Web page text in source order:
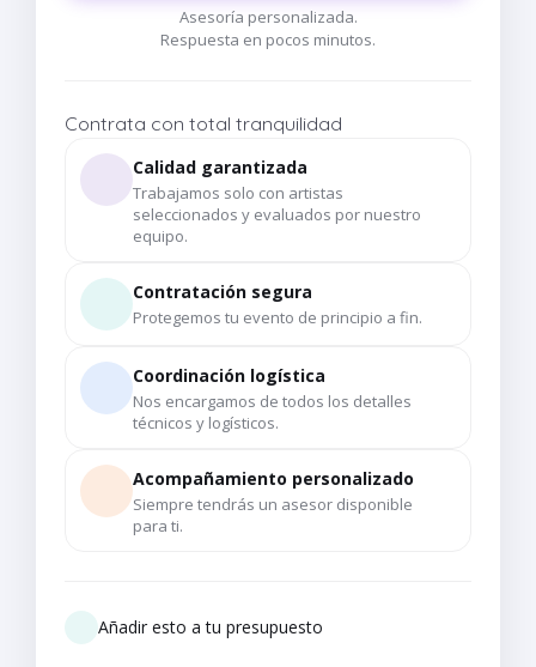
Asesoría personalizada.
Respuesta en pocos minutos.
Contrata con total tranquilidad
Calidad garantizada
Trabajamos solo con artistas
seleccionados y evaluados por nuestro
equipo.
Contratación segura
Protegemos tu evento de principio a fin.
Coordinación logística
Nos encargamos de todos los detalles
técnicos y logísticos.
Acompañamiento personalizado
Siempre tendrás un asesor disponible
para ti.
Añadir esto a tu presupuesto